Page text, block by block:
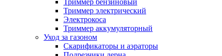
Триммер бензиновый
Триммер электрический
Электрокоса
Триммер аккумуляторный
Уход за газоном
Скарификаторы и аэраторы